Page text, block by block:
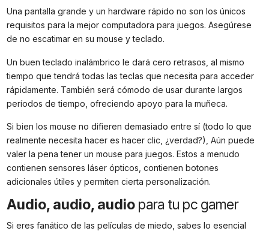
Una pantalla grande y un hardware rápido no son los únicos
requisitos para la mejor computadora para juegos. Asegúrese
de no escatimar en su mouse y teclado.
Un buen teclado inalámbrico le dará cero retrasos, al mismo
tiempo que tendrá todas las teclas que necesita para acceder
rápidamente. También será cómodo de usar durante largos
períodos de tiempo, ofreciendo apoyo para la muñeca.
Si bien los mouse no difieren demasiado entre sí (todo lo que
realmente necesita hacer es hacer clic, ¿verdad?), Aún puede
valer la pena tener un mouse para juegos. Estos a menudo
contienen sensores láser ópticos, contienen botones
adicionales útiles y permiten cierta personalización.
Audio, audio, audiopara tu pc gamer
Si eres fanático de las películas de miedo, sabes lo esencial